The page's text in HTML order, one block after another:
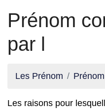
Prénom
par l
Les Prénom Prénom
Les raisons pour